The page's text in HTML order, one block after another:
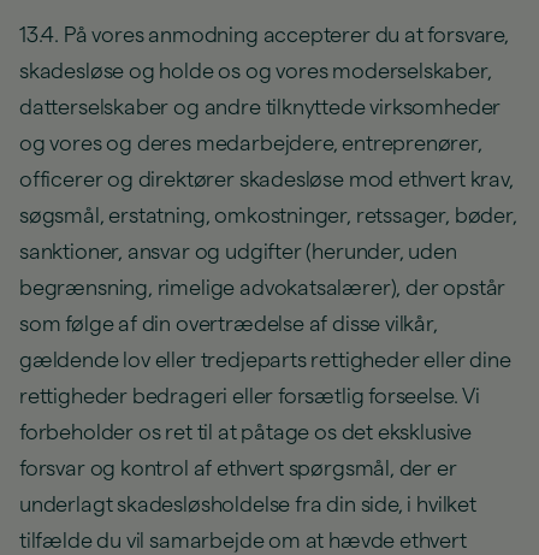
13.4. På vores anmodning accepterer du at forsvare,
skadesløse og holde os og vores moderselskaber,
datterselskaber og andre tilknyttede virksomheder
og vores og deres medarbejdere, entreprenører,
officerer og direktører skadesløse mod ethvert krav,
søgsmål, erstatning, omkostninger, retssager, bøder,
sanktioner, ansvar og udgifter (herunder, uden
begrænsning, rimelige advokatsalærer), der opstår
som følge af din overtrædelse af disse vilkår,
gældende lov eller tredjeparts rettigheder eller dine
rettigheder bedrageri eller forsætlig forseelse. Vi
forbeholder os ret til at påtage os det eksklusive
forsvar og kontrol af ethvert spørgsmål, der er
underlagt skadesløsholdelse fra din side, i hvilket
tilfælde du vil samarbejde om at hævde ethvert